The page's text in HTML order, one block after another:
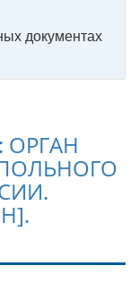
документах
ОРГАН